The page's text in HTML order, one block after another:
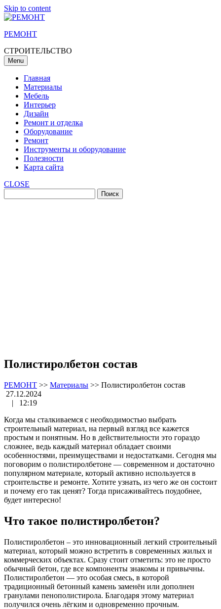
Skip to content
РЕМОНТ
СТРОИТЕЛЬСТВО
Menu
Главная
Материалы
Мебель
Интерьер
Дизайн
Ремонт и отделка
Оборудование
Ремонт
Инструменты и оборудование
Полезности
Карта сайта
CLOSE
Полистиролбетон состав
РЕМОНТ >> Материалы >> Полистиролбетон состав
27.12.2024
|
12:19
Когда мы сталкиваемся с необходимостью выбрать
строительный материал, на первый взгляд все кажется
простым и понятным. Но в действительности это гораздо
сложнее, ведь каждый материал обладает своими
особенностями, преимуществами и недостатками. Сегодня мы
поговорим о полистиролбетоне — современном и достаточно
популярном материале, который активно используется в
строительстве и ремонте. Хотите узнать, из чего же он состоит
и почему его так ценят? Тогда присаживайтесь поудобнее,
будет интересно!
Что такое полистиролбетон?
Полистиролбетон – это инновационный легкий строительный
материал, который можно встретить в современных жилых и
коммерческих объектах. Сразу стоит отметить: это не просто
обычный бетон, где все компоненты знакомы и привычны.
Полистиролбетон — это особая смесь, в которой
традиционный бетонный камень заменён или дополнен
гранулами пенополистирола. Благодаря этому материал
получился очень лёгким и одновременно прочным.